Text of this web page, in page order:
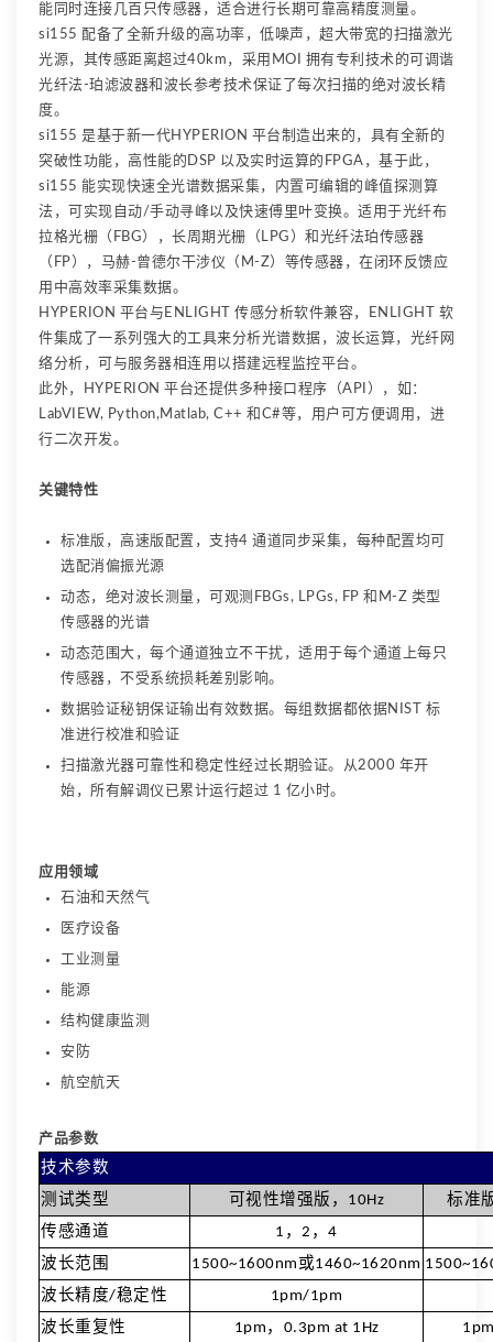
能同时连接几百只传感器，适合进行长期可靠高精度测量。
si155 配备了全新升级的高功率，低噪声，超大带宽的扫描激光
光源，其传感距离超过40km，采用MOI 拥有专利技术的可调谐
光纤法-珀滤波器和波长参考技术保证了每次扫描的绝对波长精
度。
si155 是基于新一代HYPERION 平台制造出来的，具有全新的
突破性功能，高性能的DSP 以及实时运算的FPGA，基于此，
si155 能实现快速全光谱数据采集，内置可编辑的峰值探测算
法，可实现自动/手动寻峰以及快速傅里叶变换。适用于光纤布
拉格光栅（FBG），长周期光栅（LPG）和光纤法珀传感器
（FP），马赫-曾德尔干涉仪（M-Z）等传感器，在闭环反馈应
用中高效率采集数据。
HYPERION 平台与ENLIGHT 传感分析软件兼容，ENLIGHT 软
件集成了一系列强大的工具来分析光谱数据，波长运算，光纤网
络分析，可与服务器相连用以搭建远程监控平台。
此外，HYPERION 平台还提供多种接口程序（API），如：
LabVIEW, Python,Matlab, C++ 和C#等，用户可方便调用，进
行二次开发。
关键特性
标准版，高速版配置，支持4 通道同步采集，每种配置均可
选配消偏振光源
动态，绝对波长测量，可观测FBGs, LPGs, FP 和M-Z 类型
传感器的光谱
动态范围大，每个通道独立不干扰，适用于每个通道上每只
传感器，不受系统损耗差别影响。
数据验证秘钥保证输出有效数据。每组数据都依据NIST 标
准进行校准和验证
扫描激光器可靠性和稳定性经过长期验证。从2000 年开
始，所有解调仪已累计运行超过 1 亿小时。
应用领域
石油和天然气
医疗设备
工业测量
能源
结构健康监测
安防
航空航天
产品参数
技术参数
测试类型
可视性增强版，10Hz
标准
传感通道
1，2，4
波长范围
1500~1600nm或1460~1620nm
波长精度/稳定性
1pm/1pm
波长重复性
1pm，0.3pm at 1Hz